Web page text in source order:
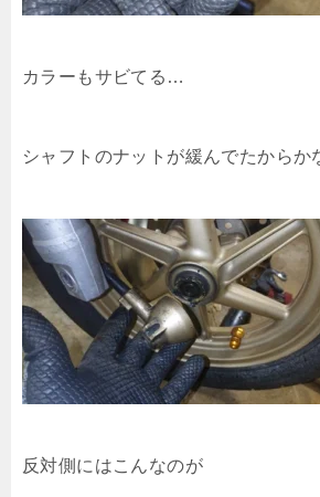
カラーもサビてる…
シャフトのナットが緩んでたから
反対側にはこんなのが